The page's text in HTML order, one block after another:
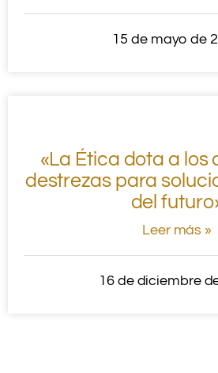
15 de mayo de
«La Ética dota a los
destrezas para
del
Leer más »
16 de diciembre